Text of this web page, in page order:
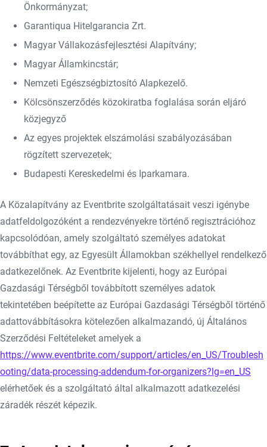
Önkormányzat;
Garantiqua Hitelgarancia Zrt.
Magyar Vállakozásfejlesztési Alapítvány;
Magyar Államkincstár;
Nemzeti Egészségbiztosító Alapkezelő.
Kölcsönszerződés közokiratba foglalása során eljáró
közjegyző
Az egyes projektek elszámolási szabályozásában
rögzített szervezetek;
Budapesti Kereskedelmi és Iparkamara.
A Közalapítvány az Eventbrite szolgáltatásait veszi igénybe
adatfeldolgozóként a rendezvényekre történő regisztrációhoz
kapcsolódóan, amely szolgáltató személyes adatokat
továbbíthat egy, az Egyesült Államokban székhellyel rendelkező
adatkezelőnek. Az Eventbrite kijelenti, hogy az Európai
Gazdasági Térségből továbbított személyes adatok
tekintetében beépítette az Európai Gazdasági Térségből történő
adattovábbításokra kötelezően alkalmazandó, új Általános
Szerződési Feltételeket amelyek a
https://www.eventbrite.com/support/articles/en_US/Troublesh
ooting/data-processing-addendum-for-organizers?lg=en_US
elérhetőek és a szolgáltató által alkalmazott adatkezelési
záradék részét képezik.